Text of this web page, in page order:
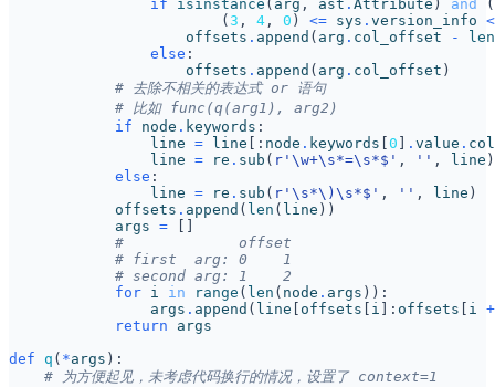
if
isinstance ( arg , ast . Attribute ) and
(
( 3 , 4 , 0 ) <= sys . version_info
offsets . append ( arg . col_offset -
len
else :
offsets . append ( arg . col_offset )
# 去除不相关的表达式 or 语句
# 比如 func(q(arg1), arg2)
if
node . keywords :
line = line [: node . keywords 0 . value .
line = re . sub ( r '\w+\s*=\s*$' , '' , line )
else :
line = re . sub ( r '\s*\)\s*$' , '' , line )
offsets . append ( len ( line ))
args =
#             offset
# first  arg: 0    1
# second arg: 1    2
for i in range ( len ( node . args )):
args . append ( line offsets i ]: offsets i +
return
args
def q ( *args ):
# 为方便起见，未考虑代码换行的情况，设置了 context=1